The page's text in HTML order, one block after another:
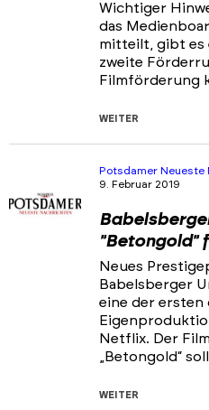
Wichtiger
das
mitteilt, gibt es
zweite
Filmförderung
WEITER
Potsdamer Neueste
9. Februar 2019
"Betongold"
Neues
Babelsberger
eine der ersten
Netflix. Der
„Betongold“
WEITER